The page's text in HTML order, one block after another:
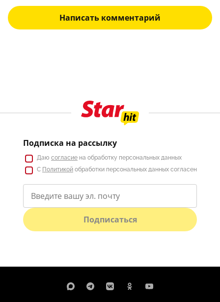
Написать комментарий
Подписка на рассылку
Даю согласие на обработку персональных данных
С Политикой обработки персональных данных согласен
Подписаться